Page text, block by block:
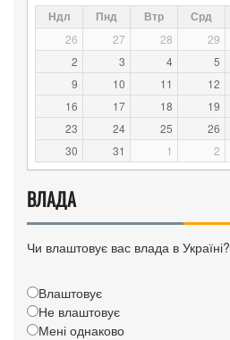
Ндл Пнд Втр Срд
26 27 28 29
2
3 4 5
9 10 11 12
16
17 18 19
23
24 25 26
30
31 1 2
ВЛАДА
Чи влаштовує вас влада в Україні?
Влаштовує
Не влаштовує
Мені однаково